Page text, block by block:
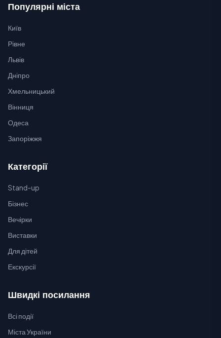
Популярні міста
Київ
Рівне
Львів
Дніпро
Хмельницький
Вінниця
Одеса
Запоріжжя
Категорії
Stand-up
Бізнес
Вечірки
Виставки
Для дітей
Екскурсії
Швидкі посилання
Всі події
Міста України